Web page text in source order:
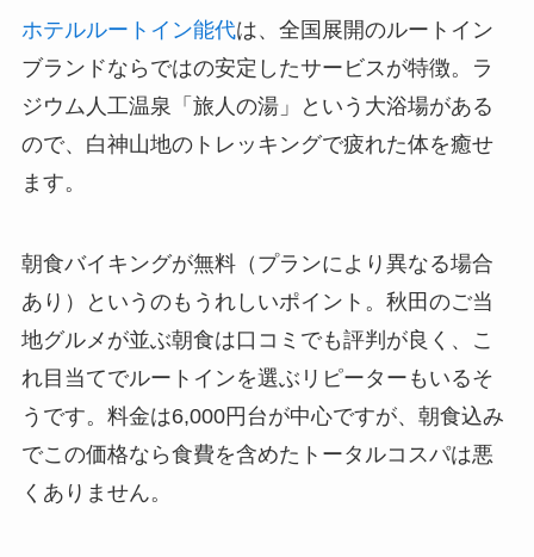
ホテルルートイン能代は、全国展開のルートイン
ブランドならではの安定したサービスが特徴。ラ
ジウム人工温泉「旅人の湯」という大浴場がある
ので、白神山地のトレッキングで疲れた体を癒せ
ます。
朝食バイキングが無料（プランにより異なる場合
あり）というのもうれしいポイント。秋田のご当
地グルメが並ぶ朝食は口コミでも評判が良く、こ
れ目当てでルートインを選ぶリピーターもいるそ
うです。料金は6,000円台が中心ですが、朝食込み
でこの価格なら食費を含めたトータルコスパは悪
くありません。